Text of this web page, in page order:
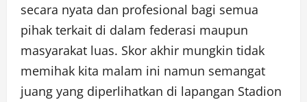
secara nyata dan profesional bagi semua
pihak terkait di dalam federasi maupun
masyarakat luas. Skor akhir mungkin tidak
memihak kita malam ini namun semangat
juang yang diperlihatkan di lapangan Stadion